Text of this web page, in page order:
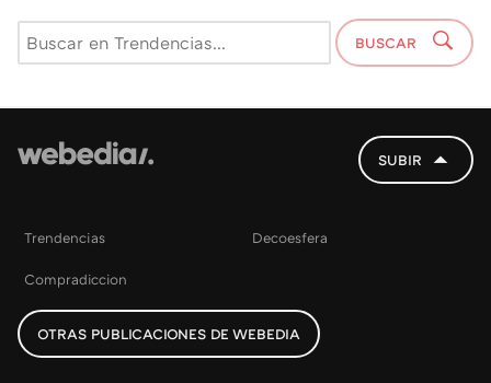
BUSCAR
SUBIR
Trendencias Decoesfera
Compradiccion
OTRAS PUBLICACIONES DE WEBEDIA